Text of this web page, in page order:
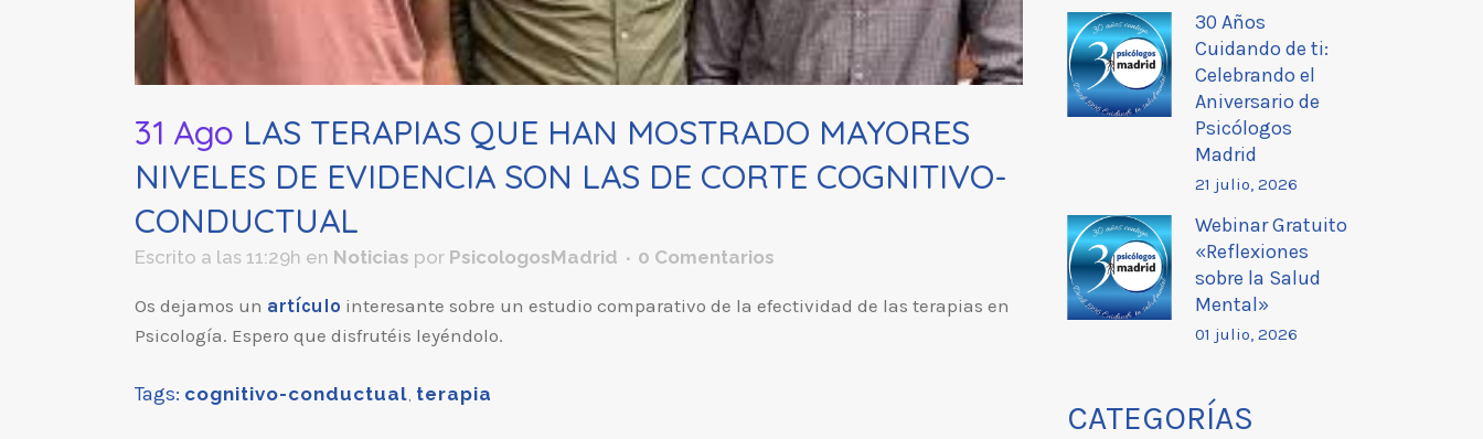
31 Ago LAS TERAPIAS QUE HAN MOSTRADO MAYORES
NIVELES DE EVIDENCIA SON LAS DE CORTE COGNITIVO-
CONDUCTUAL
Escrito a las 11:29h en Noticias por PsicologosMadrid 0 Comentarios
Os dejamos un artículo interesante sobre un estudio comparativo de la efectividad de las terapias en
Psicología. Espero que disfrutéis leyéndolo.
Tags: cognitivo-conductual, terapia
30 Años
Cuidando de ti:
Celebrando el
Aniversario de
Psicólogos
Madrid
21 julio, 2026
Webinar Gratuito
«Reflexiones
sobre la Salud
Mental»
01 julio, 2026
CATEGORÍAS